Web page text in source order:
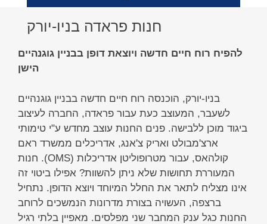
חנות פראדה בניו-יורק
להפיח רוח חיים חדשה ויוצאת דופן בבניין גוגנהיים
הישן
בניו-יורק, הוכנסה רוח חיים חדשה בבניין גוגנהיים
לשעבר, המעוצב כעת עבור פראדה, החברה לעיצוב
ביגוד מוכן ללבישה. פנים החנות עוצב מחדש ע"י טימותי
ארצ'מבולט ואריק צ'אנג, אדריכלים ממשרד ראם
קולהאס, עבור מטרופוליטן אדריכלות (OMS). חנות
המעוררת תחושות שלא ניתן להשוות? אפילו ביטוי זה
אינו מצליח לתאר את החלל המיוחד ויוצא הדופן. נתחיל
ברצפה, העשויה בצורת מדרונות הנמשכים לרוחב
החנות כגל ענק המחבר שני מפלסים. מאפיין בלתי רגיל